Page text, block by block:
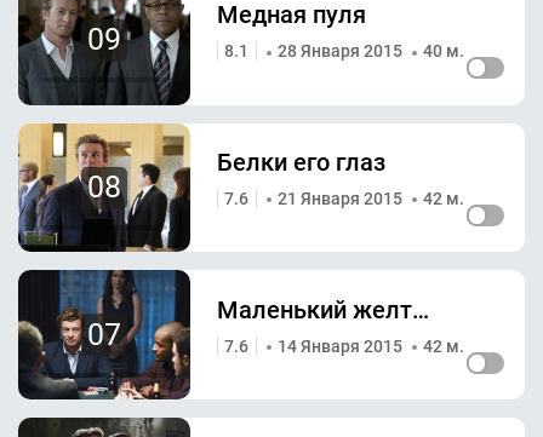
09
Медная пуля
8.1 28 Января 2015 40 м.
08
Белки его глаз
7.6 21 Января 2015 42 м.
07
Маленький желтый дом
7.6 14 Января 2015 42 м.